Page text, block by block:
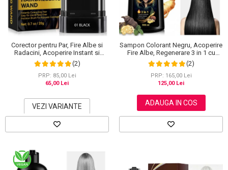
Scrub / Balsam de buze
Netestate pe Animale
Corector pentru Par, Fire Albe si
Radacini, Acoperire Instant si
Rezistenta la Transfer, 20 g
(2)
PRP: 85,00 Lei
65,00 Lei
VEZI VARIANTE
Sampon Colorant Negru, Acoperire
Fire Albe, Regenerare 3 in 1 cu
Ghimbir, 500 ml
(2)
PRP: 165,00 Lei
125,00 Lei
ADAUGA IN COS